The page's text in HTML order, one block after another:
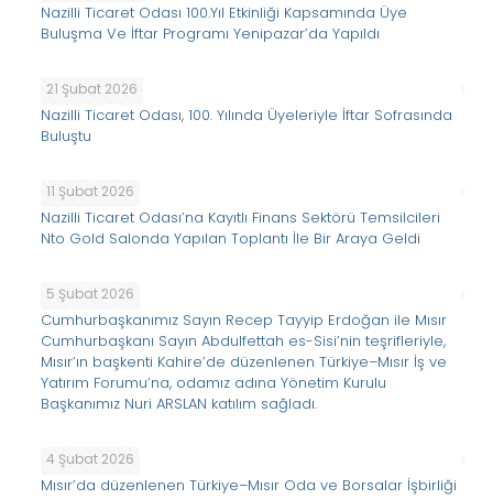
Nazilli Ticaret Odası 100.Yıl Etkinliği Kapsamında Üye
Buluşma Ve İftar Programı Yenipazar’da Yapıldı
21 Şubat 2026
Nazilli Ticaret Odası, 100. Yılında Üyeleriyle İftar Sofrasında
Buluştu
11 Şubat 2026
Nazilli Ticaret Odası’na Kayıtlı Finans Sektörü Temsilcileri
Nto Gold Salonda Yapılan Toplantı İle Bir Araya Geldi
5 Şubat 2026
Cumhurbaşkanımız Sayın Recep Tayyip Erdoğan ile Mısır
Cumhurbaşkanı Sayın Abdulfettah es-Sisi’nin teşrifleriyle,
Mısır’ın başkenti Kahire’de düzenlenen Türkiye–Mısır İş ve
Yatırım Forumu’na, odamız adına Yönetim Kurulu
Başkanımız Nuri ARSLAN katılım sağladı.
4 Şubat 2026
Mısır’da düzenlenen Türkiye–Mısır Oda ve Borsalar İşbirliği